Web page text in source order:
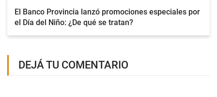
El Banco Provincia lanzó promociones especiales por
el Día del Niño: ¿De qué se tratan?
DEJÁ TU COMENTARIO